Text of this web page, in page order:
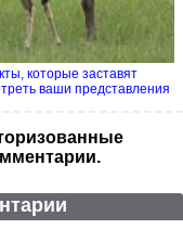
которые заставят
ваши представления